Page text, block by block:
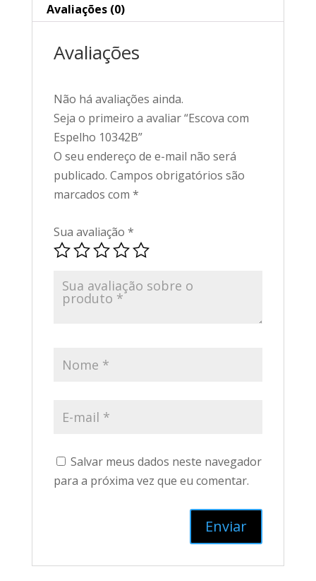
Avaliações (0)
Avaliações
Não há avaliações ainda.
Seja o primeiro a avaliar “Escova com
Espelho 10342B”
O seu endereço de e-mail não será
publicado. Campos obrigatórios são
marcados com *
Sua avaliação *
Salvar meus dados neste navegador
para a próxima vez que eu comentar.